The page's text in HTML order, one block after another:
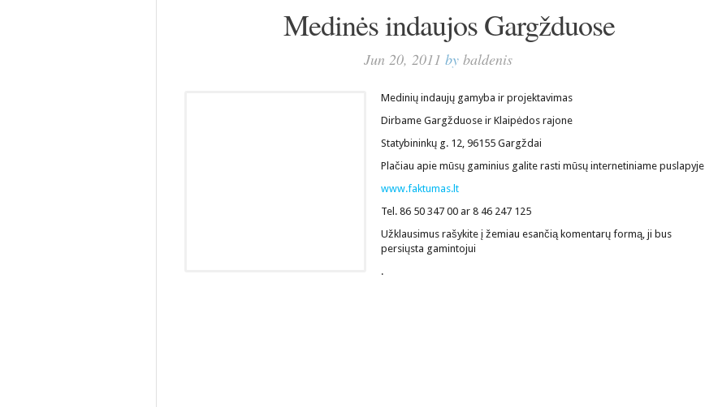
Medinės indaujos Gargžduose
Jun 20, 2011 by baldenis
Medinių indaujų gamyba ir projektavimas
Dirbame Gargžduose ir Klaipėdos rajone
Statybininkų g. 12, 96155 Gargždai
Plačiau apie mūsų gaminius galite rasti mūsų internetiniame puslapyje
www.faktumas.lt
Tel. 86 50 347 00 ar 8 46 247 125
Užklausimus rašykite į žemiau esančią komentarų formą, ji bus
persiųsta gamintojui
.